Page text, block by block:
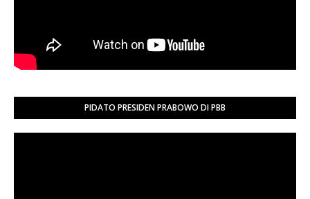
PIDATO PRESIDEN PRABOWO DI PBB